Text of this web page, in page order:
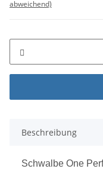
abweichend)
Beschreibung
Schwalbe One